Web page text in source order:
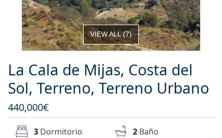
VIEW ALL(7)
La Cala de Mijas, Costa del
Sol, Terreno, Terreno Urbano
440,000€
3 Dormitorio 2 Baño